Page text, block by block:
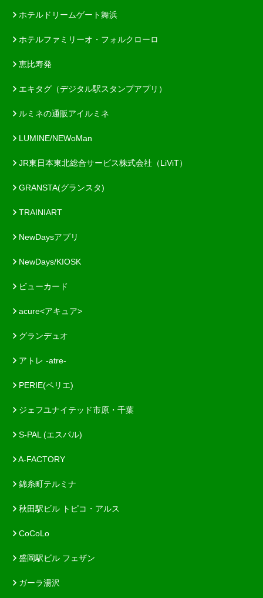
ホテルドリームゲート舞浜
ホテルファミリーオ・フォルクローロ
恵比寿発
エキタグ（デジタル駅スタンプアプリ）
ルミネの通販アイルミネ
LUMINE/NEWoMan
JR東日本東北総合サービス株式会社（LiViT）
GRANSTA(グランスタ)
TRAINIART
NewDaysアプリ
NewDays/KIOSK
ビューカード
acure<アキュア>
グランデュオ
アトレ -atre-
PERIE(ペリエ)
ジェフユナイテッド市原・千葉
S-PAL (エスパル)
A-FACTORY
錦糸町テルミナ
秋田駅ビル トピコ・アルス
CoCoLo
盛岡駅ビル フェザン
ガーラ湯沢